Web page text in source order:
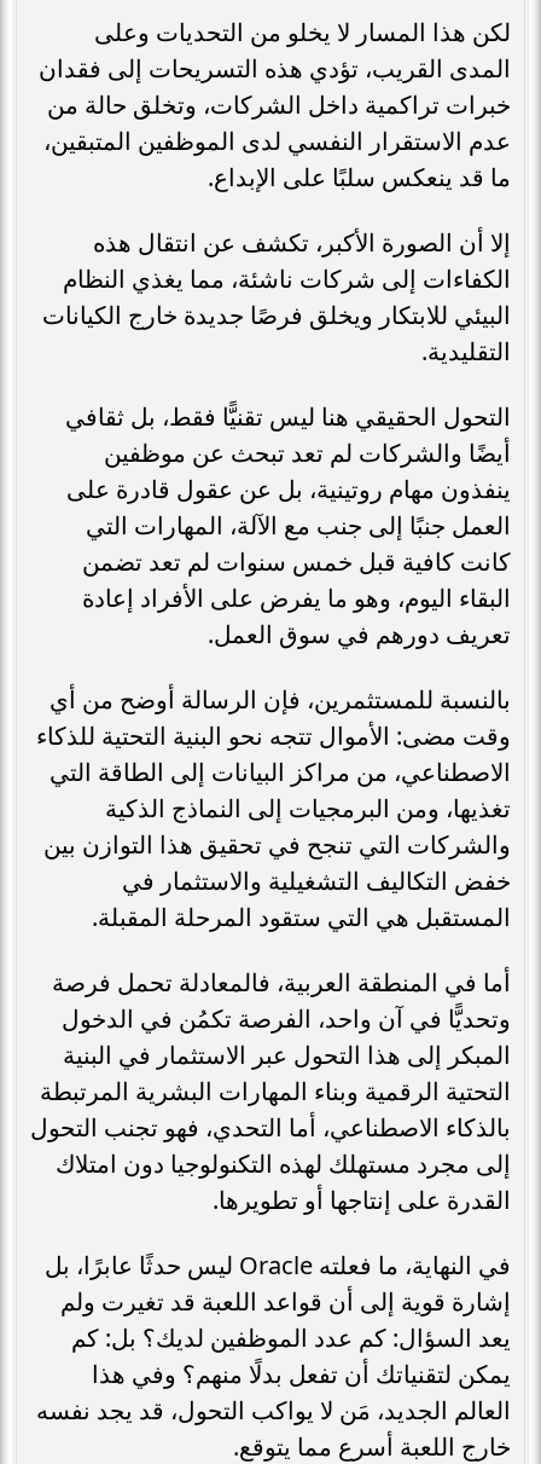
لكن هذا المسار لا يخلو من التحديات وعلى
المدى القريب، تؤدي هذه التسريحات إلى فقدان
خبرات تراكمية داخل الشركات، وتخلق حالة من
عدم الاستقرار النفسي لدى الموظفين المتبقين،
ما قد ينعكس سلبًا على الإبداع.
إلا أن الصورة الأكبر، تكشف عن انتقال هذه
الكفاءات إلى شركات ناشئة، مما يغذي النظام
البيئي للابتكار ويخلق فرصًا جديدة خارج الكيانات
التقليدية.
التحول الحقيقي هنا ليس تقنيًّا فقط، بل ثقافي
أيضًا والشركات لم تعد تبحث عن موظفين
ينفذون مهام روتينية، بل عن عقول قادرة على
العمل جنبًا إلى جنب مع الآلة، المهارات التي
كانت كافية قبل خمس سنوات لم تعد تضمن
البقاء اليوم، وهو ما يفرض على الأفراد إعادة
تعريف دورهم في سوق العمل.
بالنسبة للمستثمرين، فإن الرسالة أوضح من أي
وقت مضى: الأموال تتجه نحو البنية التحتية للذكاء
الاصطناعي، من مراكز البيانات إلى الطاقة التي
تغذيها، ومن البرمجيات إلى النماذج الذكية
والشركات التي تنجح في تحقيق هذا التوازن بين
خفض التكاليف التشغيلية والاستثمار في
المستقبل هي التي ستقود المرحلة المقبلة.
أما في المنطقة العربية، فالمعادلة تحمل فرصة
وتحديًّا في آن واحد، الفرصة تكمُن في الدخول
المبكر إلى هذا التحول عبر الاستثمار في البنية
التحتية الرقمية وبناء المهارات البشرية المرتبطة
بالذكاء الاصطناعي، أما التحدي، فهو تجنب التحول
إلى مجرد مستهلك لهذه التكنولوجيا دون امتلاك
القدرة على إنتاجها أو تطويرها.
في النهاية، ما فعلته Oracle ليس حدثًا عابرًا، بل
إشارة قوية إلى أن قواعد اللعبة قد تغيرت ولم
يعد السؤال: كم عدد الموظفين لديك؟ بل: كم
يمكن لتقنياتك أن تفعل بدلًا منهم؟ وفي هذا
العالم الجديد، مَن لا يواكب التحول، قد يجد نفسه
خارج اللعبة أسرع مما يتوقع.